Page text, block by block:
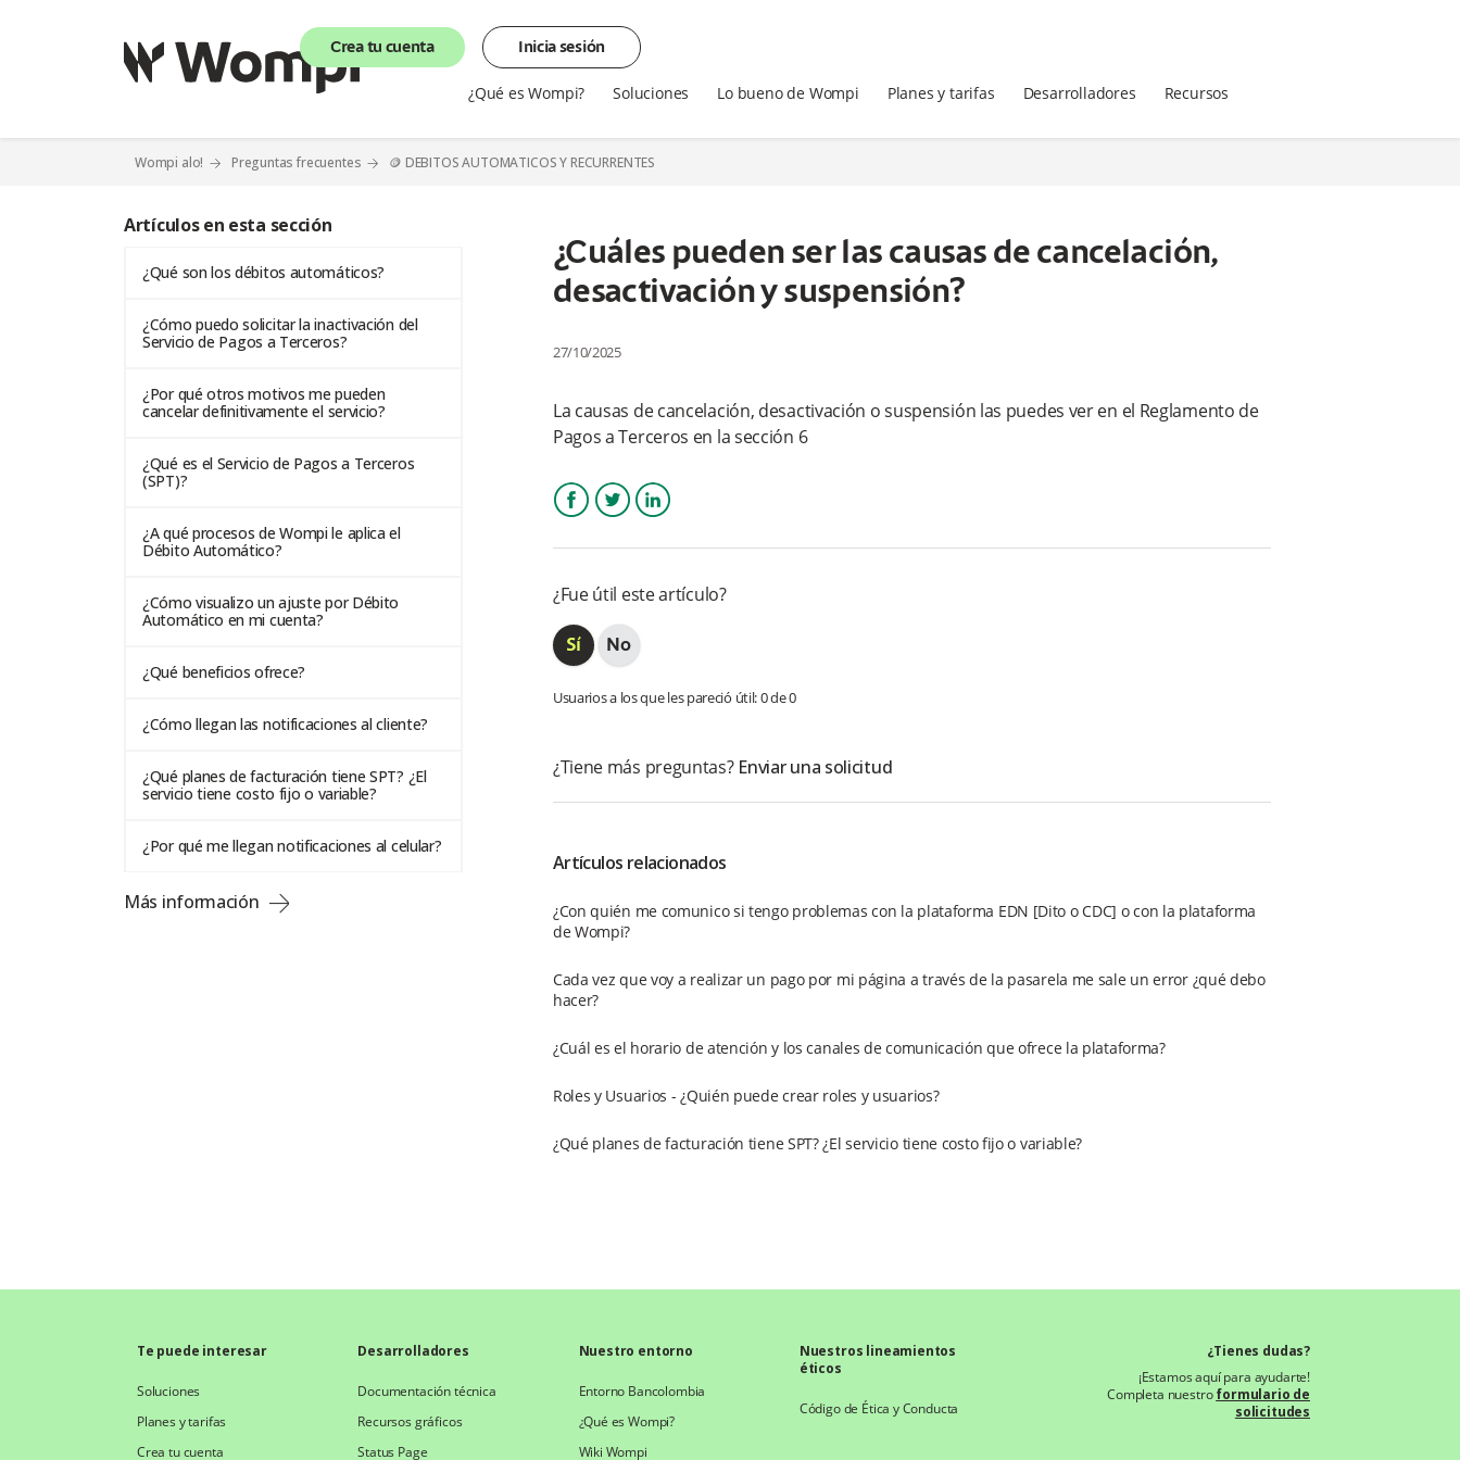
Crea tu cuenta Inicia sesión
¿Qué es Wompi? Soluciones Lo bueno de Wompi Planes y tarifas Desarrolladores Recursos
Wompi alo! Preguntas frecuentes 🪙 DEBITOS AUTOMATICOS Y RECURRENTES
Artículos en esta sección
¿Qué son los débitos automáticos?
¿Cómo puedo solicitar la inactivación del
Servicio de Pagos a Terceros?
¿Por qué otros motivos me pueden
cancelar definitivamente el servicio?
¿Qué es el Servicio de Pagos a Terceros
(SPT)?
¿A qué procesos de Wompi le aplica el
Débito Automático?
¿Cómo visualizo un ajuste por Débito
Automático en mi cuenta?
¿Qué beneficios ofrece?
¿Cómo llegan las notificaciones al cliente?
¿Qué planes de facturación tiene SPT? ¿El
servicio tiene costo fijo o variable?
¿Por qué me llegan notificaciones al celular?
Más información
¿Cuáles pueden ser las causas de cancelación,
desactivación y suspensión?
27/10/2025
La causas de cancelación, desactivación o suspensión las puedes ver en el Reglamento de
Pagos a Terceros en la sección 6
¿Fue útil este artículo?
Usuarios a los que les pareció útil: 0 de 0
¿Tiene más preguntas? Enviar una solicitud
Artículos relacionados
¿Con quién me comunico si tengo problemas con la plataforma EDN [Dito o CDC] o con la plataforma
de Wompi?
Cada vez que voy a realizar un pago por mi página a través de la pasarela me sale un error ¿qué debo
hacer?
¿Cuál es el horario de atención y los canales de comunicación que ofrece la plataforma?
Roles y Usuarios - ¿Quién puede crear roles y usuarios?
¿Qué planes de facturación tiene SPT? ¿El servicio tiene costo fijo o variable?
Te puede interesar
Soluciones
Planes y tarifas
Crea tu cuenta
Desarrolladores
Documentación técnica
Recursos gráficos
Status Page
Nuestro entorno
Entorno Bancolombia
¿Qué es Wompi?
Wiki Wompi
Nuestros lineamientos
éticos
Código de Ética y Conducta
¿Tienes dudas?
¡Estamos aquí para ayudarte!
Completa nuestroformulario de
solicitudes